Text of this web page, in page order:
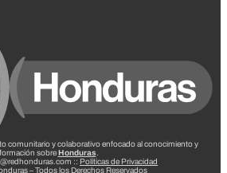
comunitario y colaborativo enfocado al conocimiento y
formación sobreHonduras.
:: Políticas de Privacidad
– Todos los Derechos Reservados